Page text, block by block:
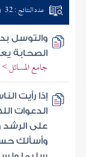
عدد النتائج : 32
والتوسل
الصحابة
جامع المسائل
إذا رأيت
الدعوات
على الرشد
وأسألك